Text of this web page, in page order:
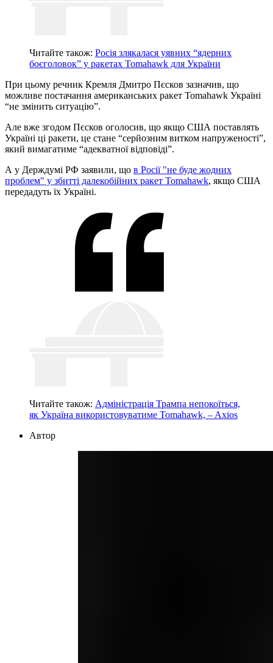
Читайте також: Росія злякалася уявних “ядерних
боєголовок” у ракетах Tomahawk для України
При цьому речник Кремля Дмитро Пєсков зазначив, що
можливе постачання американських ракет Tomahawk Україні
“не змінить ситуацію”.
Але вже згодом Пєсков оголосив, що якщо США поставлять
Україні ці ракети, це стане “серйозним витком напруженості”,
який вимагатиме “адекватної відповіді”.
А у Держдумі РФ заявили, що в Росії "не буде жодних
проблем" у збитті далекобійних ракет Tomahawk, якщо США
передадуть їх Україні.
Читайте також: Адміністрація Трампа непокоїться,
як Україна використовуватиме Tomahawk, – Axios
Автор